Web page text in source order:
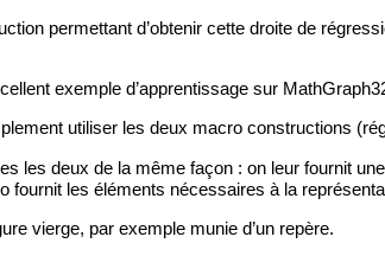
permettant d’obtenir cette droite de
exemple d’apprentissage sur
utiliser les deux macro constructions
les deux de la même façon : on leur fournit
fournit les éléments nécessaires à la
vierge, par exemple munie d’un repère.